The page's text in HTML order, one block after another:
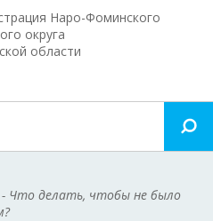
Наро-Фоминского
округа
области
- Что делать, чтобы не было